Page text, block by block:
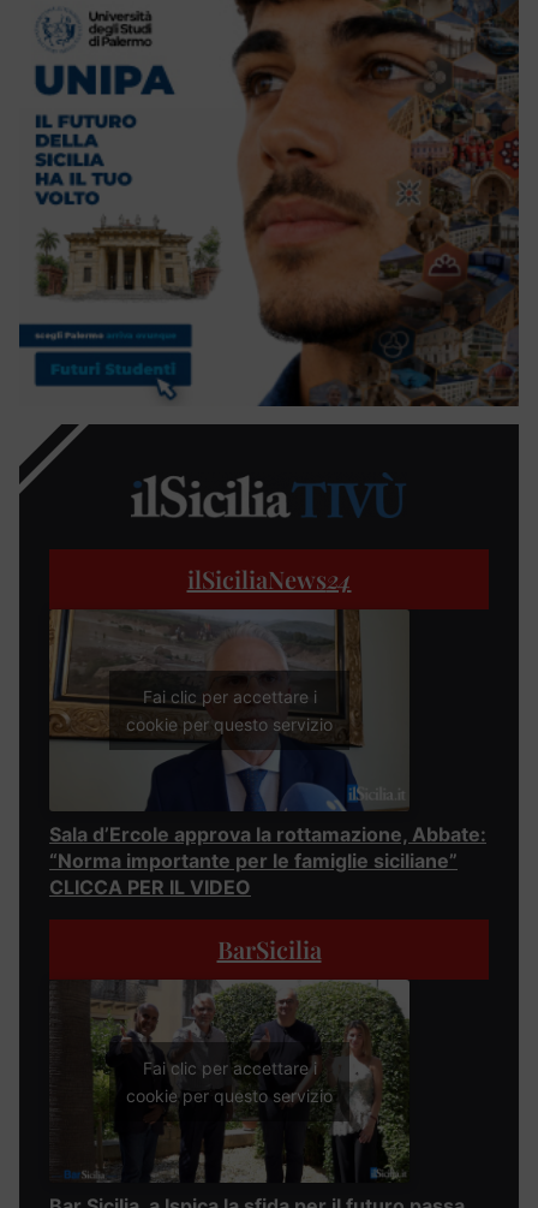
ilSiciliaNews24
Fai clic per accettare i
cookie per questo servizio
Sala d’Ercole approva la rottamazione, Abbate:
“Norma importante per le famiglie siciliane”
CLICCA PER IL VIDEO
BarSicilia
Fai clic per accettare i
cookie per questo servizio